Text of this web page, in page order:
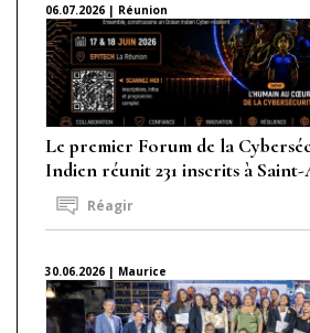
06.07.2026 | Réunion
Le premier Forum de la
Indien réunit 231 inscrits à
Réagir
30.06.2026 | Maurice